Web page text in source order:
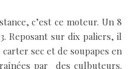
c’est ce moteur. Un 8
Reposant sur dix paliers, il
sec et de soupapes en
par des culbuteurs.